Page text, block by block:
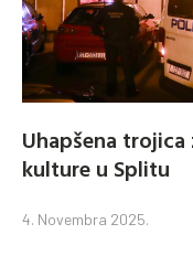
Uhapšena
kulture u Splitu
4. Novembra 2025.